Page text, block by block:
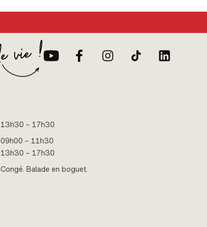
13h30 – 17h30
09h00 – 11h30
13h30 – 17h30
Congé. Balade en boguet.